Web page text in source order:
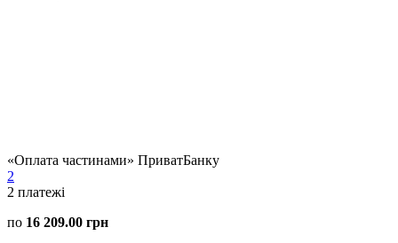
«Оплата частинами» ПриватБанку
2
2 платежі
по 16 209.00 грн